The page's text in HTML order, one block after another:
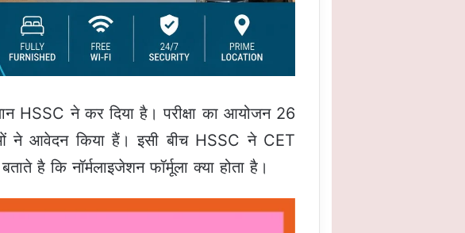
HSSC ने कर दिया है। परीक्षा का आयोजन 26
ने आवेदन किया हैं। इसी बीच HSSC ने CET
है कि नॉर्मलाइजेशन फॉर्मूला क्या होता है।